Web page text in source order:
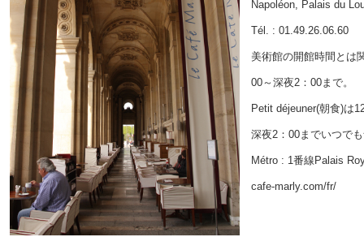
Napoléon, Palais du
Tél. : 01.49.26.06.60
美術館の開館時間とは
00～深夜2：00まで。
Petit déjeuner(朝食)は
深夜2：00までいつで
Métro : 1番線Palais
cafe-marly.com/fr/